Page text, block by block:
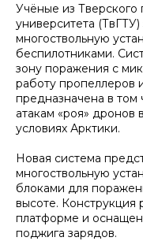
Учёные из Тверского
университета
многоствольную
беспилотниками.
зону поражения с
работу пропеллеров
предназначена в том
атакам «роя» дронов
условиях Арктики.
Новая система
многоствольную
блоками для
высоте.
платформе и
поджига зарядов.